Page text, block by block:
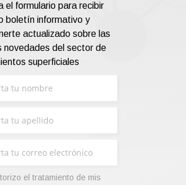
el formulario para recibir
boletín informativo y
actualizado sobre las
novedades del sector de
superficiales
​​el tratamiento de mis